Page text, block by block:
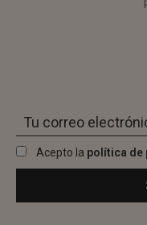
Acepto la política de